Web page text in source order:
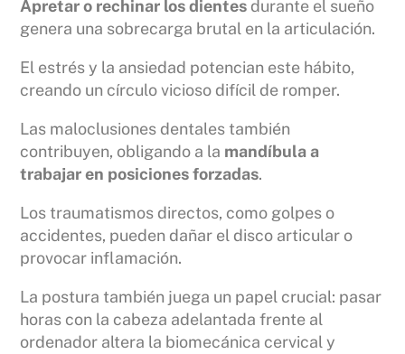
Apretar o rechinar los dientes durante el sueño
genera una sobrecarga brutal en la articulación.
El estrés y la ansiedad potencian este hábito,
creando un círculo vicioso difícil de romper.
Las maloclusiones dentales también
contribuyen, obligando a la mandíbula a
trabajar en posiciones forzadas.
Los traumatismos directos, como golpes o
accidentes, pueden dañar el disco articular o
provocar inflamación.
La postura también juega un papel crucial: pasar
horas con la cabeza adelantada frente al
ordenador altera la biomecánica cervical y